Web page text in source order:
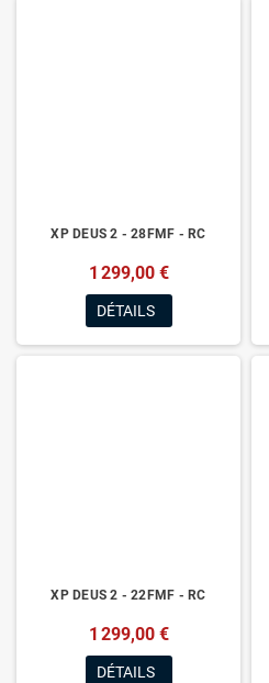
XP DEUS 2 - 28FMF - RC
1 299,00 €
DÉTAILS
XP DEUS 2 - 22FMF - RC
1 299,00 €
DÉTAILS